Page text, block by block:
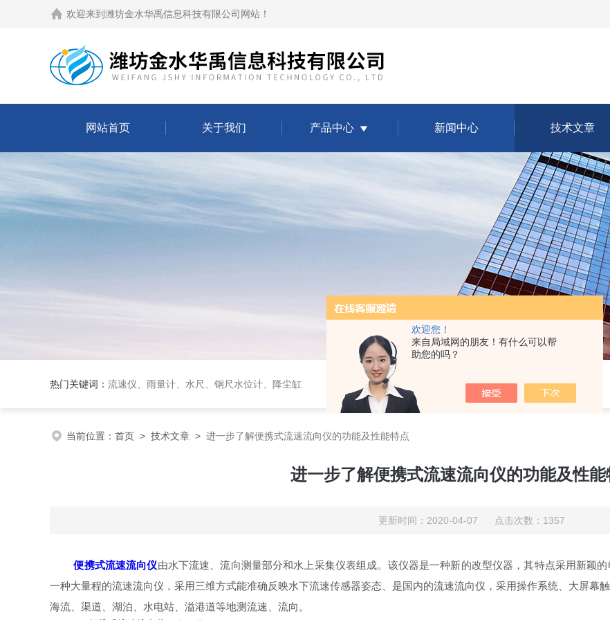
欢迎您！
来自局域网的朋友！有什么可以帮
助您的吗？
欢迎来到 潍坊金水华禹信息科技有限公司网站 ！
网站首页 关于我们 产品中心 新闻中心 技术文章
热门关键词： 流速仪、雨量计、水尺、钢尺水位计、降尘缸
当前位置： 首页 > 技术文章 > 进一步了解便携式流速流向仪的功能及性能特点
进一步了解便携式流速流向仪的功能及性能
更新时间：2020-04-07 点击次数：1357
便携式流速流向仪由水下流速、流向测量部分和水上采集仪表组成。该仪器是一种新的改型仪器，其特点采用新颖
一种大量程的流速流向仪，采用三维方式能准确反映水下流速传感器姿态、是国内的流速流向仪，采用操作系统、大屏幕
海流、渠道、湖泊、水电站、溢港道等地测流速、流向。